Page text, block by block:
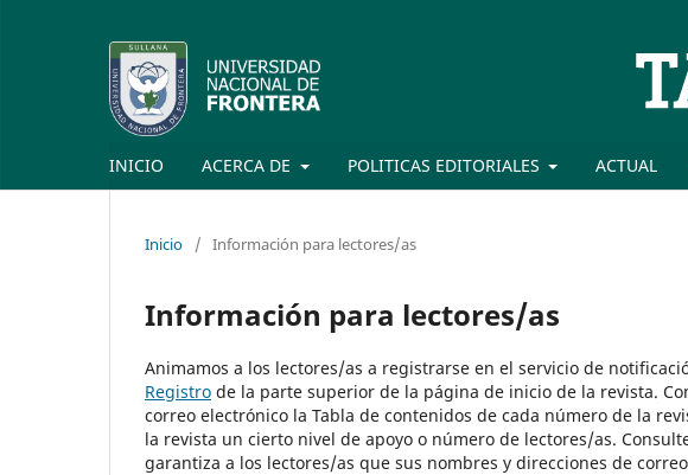
INICIO ACERCA DE POLITICAS EDITORIALES ACTUAL
Inicio / Información para lectores/as
Información para lectores/as
Animamos a los lectores/as a registrarse en el servicio de
Registro de la parte superior de la página de inicio de la revista.
correo electrónico la Tabla de contenidos de cada número de la
la revista un cierto nivel de apoyo o número de lectores/as.
garantiza a los lectores/as que sus nombres y direcciones de